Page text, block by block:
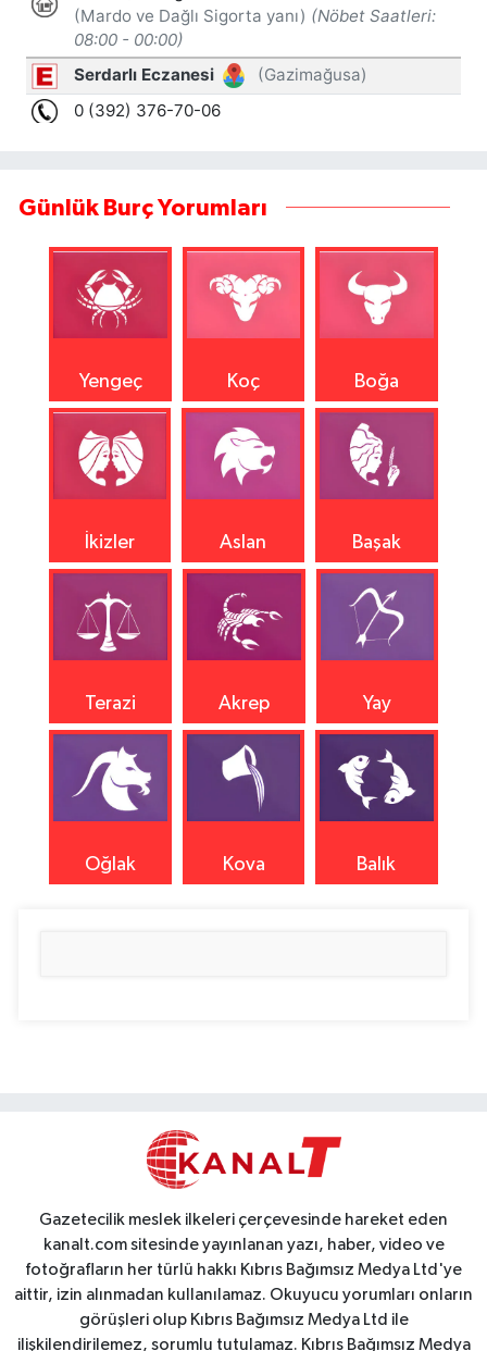
Günlük Burç Yorumları
Yengeç Koç Boğa
İkizler Aslan Başak
Terazi Akrep Yay
Oğlak Kova Balık
Gazetecilik meslek ilkeleri çerçevesinde hareket eden
kanalt.com sitesinde yayınlanan yazı, haber, video ve
fotoğrafların her türlü hakkı Kıbrıs Bağımsız Medya Ltd'ye
aittir, izin alınmadan kullanılamaz. Okuyucu yorumları onların
görüşleri olup Kıbrıs Bağımsız Medya Ltd ile
ilişkilendirilemez, sorumlu tutulamaz. Kıbrıs Bağımsız Medya